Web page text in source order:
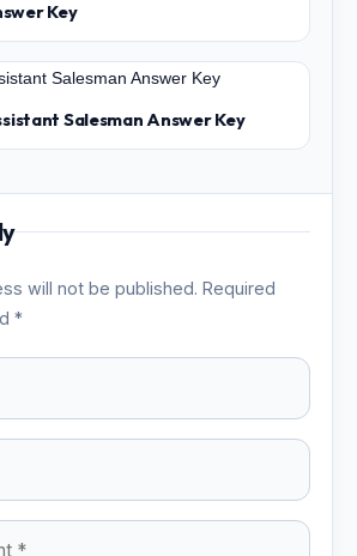
Key
Salesman Answer Key
will not be published. Required
*